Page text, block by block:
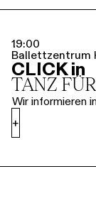
19:00
Ballettzentrum
CLICK in
TANZ
Wir informieren
+